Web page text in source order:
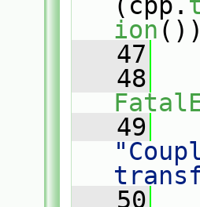
ion
   47
   48
   49
   50